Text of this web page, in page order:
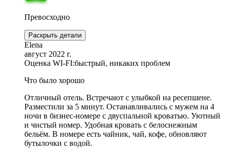
Превосходно
Раскрыть детали
Elena
август 2022 г.
Оценка WI-FI:быстрый, никаких проблем
Что было хорошо
Отличный отель. Встречают с улыбкой на ресепшене.
Разместили за 5 минут. Останавливались с мужем на 4
ночи в бизнес-номере с двуспальной кроватью. Уютный
и чистый номер. Удобная кровать с белоснежным
бельём. В номере есть чайник, чай, кофе, обновляют
бутылочки с водой.